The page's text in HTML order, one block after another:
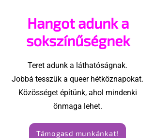
megvalósításában
Hangot adunk a
sokszínűségnek
Teret adunk a láthatóságnak.
Jobbá tesszük a queer hétköznapokat.
Közösséget építünk, ahol mindenki
önmaga lehet.
Támogasd munkánkat!